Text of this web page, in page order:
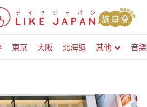
東京 大阪 北海道 其他 音樂